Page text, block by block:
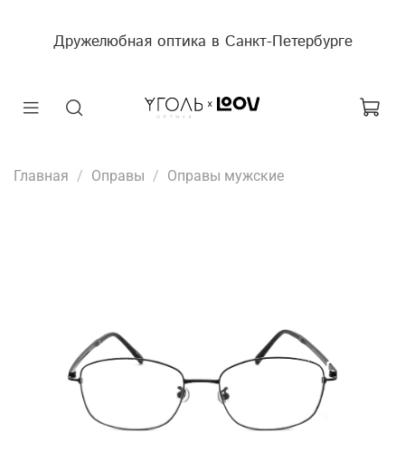
Дружелюбная оптика в Санкт-Петербурге
Главная Оправы Оправы мужские